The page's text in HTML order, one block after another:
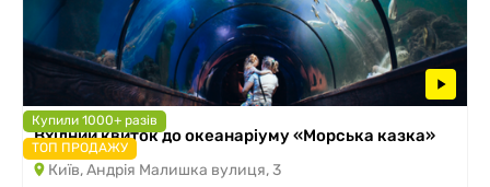
Купили 1000+ разів
ТОП ПРОДАЖУ
Вхідний квиток до океанаріуму «Морська казка»
Київ, Андрія Малишка вулиця, 3